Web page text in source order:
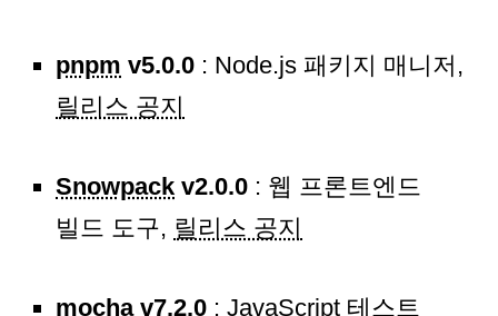
pnpm v5.0.0 : Node.js 패키지 매니저,
릴리스 공지
Snowpack v2.0.0 : 웹 프론트엔드
빌드 도구, 릴리스 공지
mochav7.2.0 : JavaScript 테스트